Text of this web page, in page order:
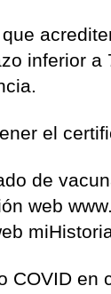
inferior
el
de
web
COVID en